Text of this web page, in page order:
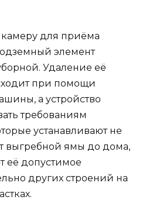
для приёма
элемент
Удаление её
при помощи
а устройство
требованиям
устанавливают не
выгребной ямы до дома,
её допустимое
других строений на